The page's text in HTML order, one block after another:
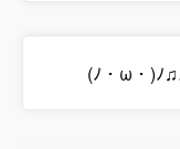
(ﾉ・ω・)ﾉ